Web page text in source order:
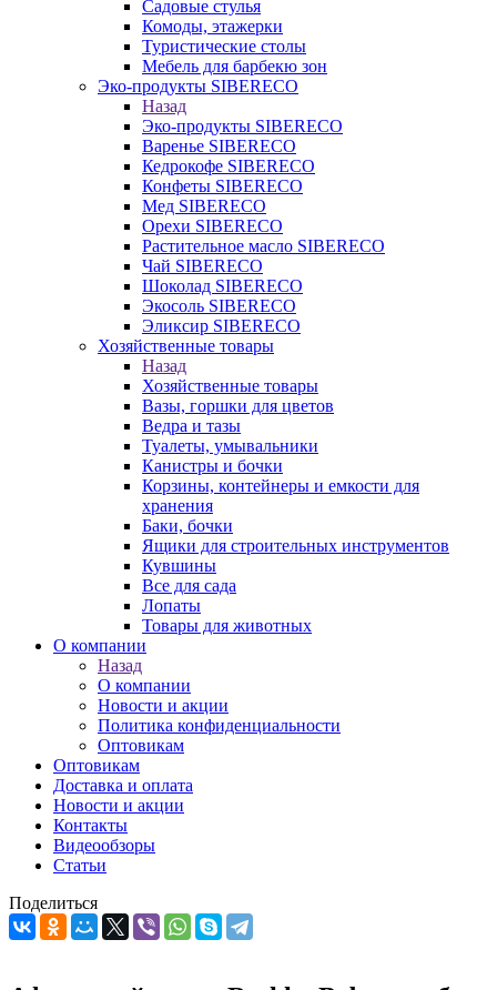
Садовые стулья
Комоды, этажерки
Туристические столы
Мебель для барбекю зон
Эко-продукты SIBERECO
Назад
Эко-продукты SIBERECO
Варенье SIBERECO
Кедрокофе SIBERECO
Конфеты SIBERECO
Мед SIBERECO
Орехи SIBERECO
Растительное масло SIBERECO
Чай SIBERECO
Шоколад SIBERECO
Экосоль SIBERECO
Эликсир SIBERECO
Хозяйственные товары
Назад
Хозяйственные товары
Вазы, горшки для цветов
Ведра и тазы
Туалеты, умывальники
Канистры и бочки
Корзины, контейнеры и емкости для
хранения
Баки, бочки
Ящики для строительных инструментов
Кувшины
Все для сада
Лопаты
Товары для животных
О компании
Назад
О компании
Новости и акции
Политика конфиденциальности
Оптовикам
Оптовикам
Доставка и оплата
Новости и акции
Контакты
Видеообзоры
Статьи
Поделиться